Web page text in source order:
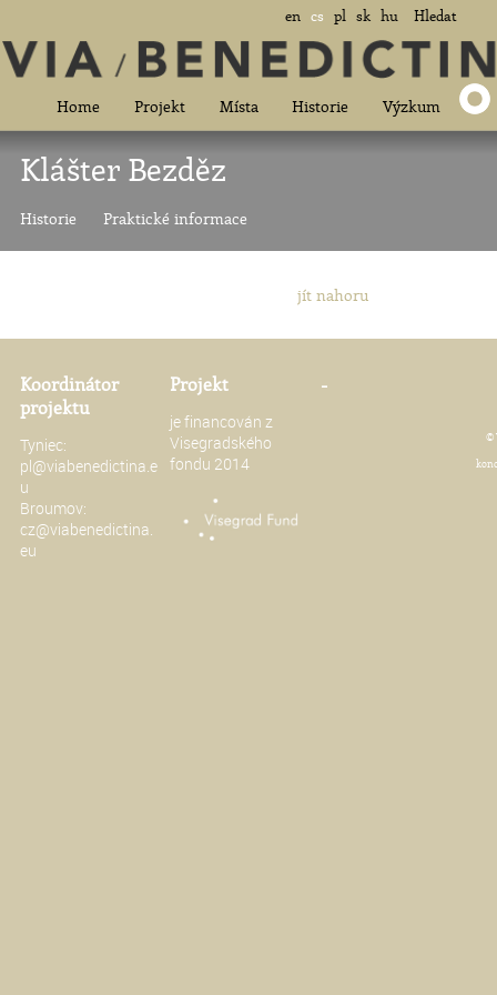
en cs pl sk hu Hledat
Home Projekt Místa Historie Výzkum
Klášter Bezděz
Historie Praktické informace
jít nahoru
Koordinátor
projektu
Tyniec:
pl@viabenedictina.e
u
Broumov:
cz@viabenedictina.
eu
Projekt
je financován z
Visegradského
fondu 2014
-
©